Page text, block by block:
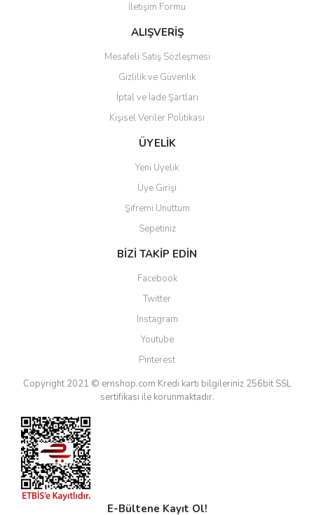
Ürün fiyatı diğer sitelerden daha pahalı.
Bu ürüne benzer farklı alternatifler olmalı.
Gönder
İletişim Formu
ALIŞVERİŞ
Mesafeli Satış Sözleşmesi
Gizlilik ve Güvenlik
İptal ve İade Şartları
Kişisel Veriler Politikası
ÜYELİK
Yeni Üyelik
Üye Girişi
Şifremi Unuttum
Sepetiniz
BİZİ TAKİP EDİN
Facebook
Twitter
Instagram
Youtube
Pinterest
Copyright 2021 © ernshop.com Kredi kartı bilgileriniz 256bit SSL
sertifikası ile korunmaktadır.
E-Bültene Kayıt Ol!